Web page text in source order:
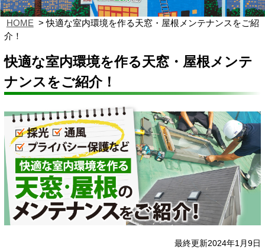
HOME
快適な室内環境を作る天窓・屋根メンテナンスをご紹
介！
快適な室内環境を作る天窓・屋根メンテ
ナンスをご紹介！
最終更新2024年1月9日